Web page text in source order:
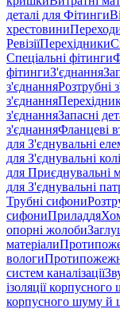
деталі для Фітинги
хрестовини
РевізіїПерехідники
Спеціальні фітинги
фітингиЗ'єднання
з'єднанняРозтрубні
з'єднання
з'єднанняЗапасні
з'єднанняФланцеві
для З'єднувальні
для З'єднувальні
для Приєднувальні
для З'єднувальні
Трубні сифони
сифониПриладдя
опорні жолоби
матеріали
вологи
систем каналізації
ізоляції
корпусного шуму й